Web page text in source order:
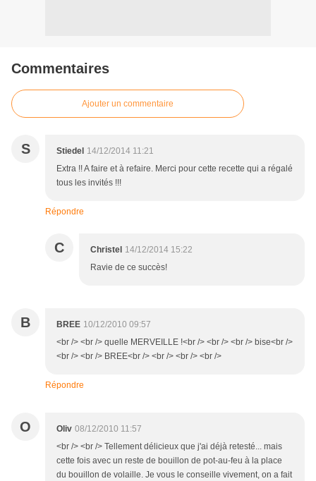
Commentaires
Ajouter un commentaire
S Stiedel 14/12/2014 11:21
Extra !! A faire et à refaire. Merci pour cette recette qui a régalé
tous les invités !!!
Répondre
C Christel 14/12/2014 15:22
Ravie de ce succès!
B BREE 10/12/2010 09:57
<br /> <br /> quelle MERVEILLE !<br /> <br /> <br /> bise<br />
<br /> <br /> BREE<br /> <br /> <br /> <br />
Répondre
O Oliv 08/12/2010 11:57
<br /> <br /> Tellement délicieux que j'ai déjà retesté... mais
cette fois avec un reste de bouillon de pot-au-feu à la place
du bouillon de volaille. Je vous le conseille vivement, on a fait